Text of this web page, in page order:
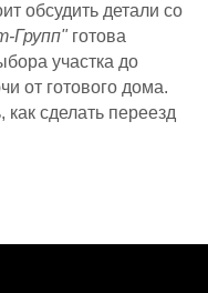
обсудить детали со
Групп"готова
участка до
от готового дома.
сделать переезд